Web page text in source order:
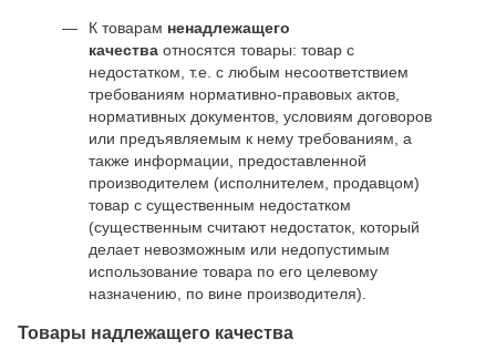
К товарам ненадлежащего
качества относятся товары: товар с
недостатком, т.е. с любым несоответствием
требованиям нормативно-правовых актов,
нормативных документов, условиям договоров
или предъявляемым к нему требованиям, а
также информации, предоставленной
производителем (исполнителем, продавцом)
товар с существенным недостатком
(существенным считают недостаток, который
делает невозможным или недопустимым
использование товара по его целевому
назначению, по вине производителя).
Товары надлежащего качества